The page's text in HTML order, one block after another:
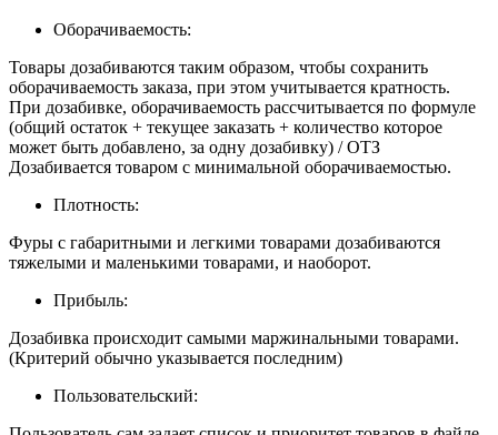
Оборачиваемость:
Товары дозабиваются таким образом, чтобы сохранить
оборачиваемость заказа, при этом учитывается кратность.
При дозабивке, оборачиваемость рассчитывается по формуле
(общий остаток + текущее заказать + количество которое
может быть добавлено, за одну дозабивку) / ОТЗ
Дозабивается товаром с минимальной оборачиваемостью.
Плотность:
Фуры с габаритными и легкими товарами дозабиваются
тяжелыми и маленькими товарами, и наоборот.
Прибыль:
Дозабивка происходит самыми маржинальными товарами.
(Критерий обычно указывается последним)
Пользовательский: